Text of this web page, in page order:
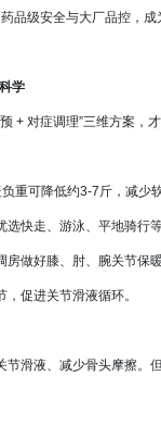
品级安全与大厂品控，
学
+ 对症调理”三维方案，
重可降低约3-7斤，减少
快走、游泳、平地骑行
做好膝、肘、腕关节保
促进关节滑液循环。
滑液、减少骨头摩擦。